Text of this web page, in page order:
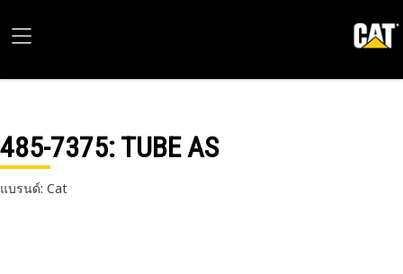
485-7375: TUBE AS
แบรนด์: Cat